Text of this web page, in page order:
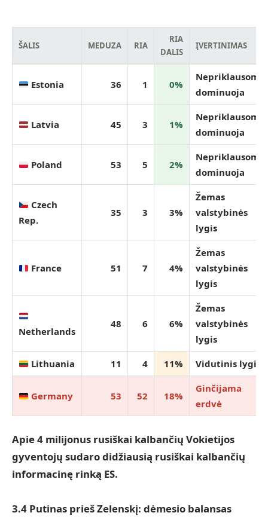
ŠALIS MEDUZA RIA
RIA
DALIS
ĮVERTINIMAS
Estonia 36 1 0%
Nepriklausomi
dominuoja
Latvia 45 3 1%
Nepriklausomi
dominuoja
Poland 53 5 2%
Nepriklausomi
dominuoja
Czech
Rep.
35 3 3%
Žemas
valstybinės
lygis
France 51 7 4%
Žemas
valstybinės
lygis
Netherlands
48 6 6%
Žemas
valstybinės
lygis
Lithuania 11 4 11% Vidutinis lygis
Germany 53 52 18%
Ginčijama
erdvė
Apie 4 milijonus rusiškai kalbančių Vokietijos
gyventojų sudaro didžiausią rusiškai kalbančių
informacinę rinką ES.
3.4 Putinas prieš Zelenskį: dėmesio balansas